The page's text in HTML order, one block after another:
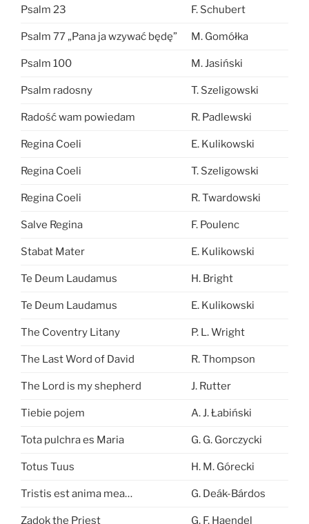
Psalm 23 F. Schubert
Psalm 77 „Pana ja wzywać będę” M. Gomółka
Psalm 100 M. Jasiński
Psalm radosny T. Szeligowski
Radość wam powiedam R. Padlewski
Regina Coeli E. Kulikowski
Regina Coeli T. Szeligowski
Regina Coeli R. Twardowski
Salve Regina F. Poulenc
Stabat Mater E. Kulikowski
Te Deum Laudamus H. Bright
Te Deum Laudamus E. Kulikowski
The Coventry Litany P. L. Wright
The Last Word of David R. Thompson
The Lord is my shepherd J. Rutter
Tiebie pojem A. J. Łabiński
Tota pulchra es Maria G. G. Gorczycki
Totus Tuus H. M. Górecki
Tristis est anima mea… G. Deák-Bárdos
Zadok the Priest G. F. Haendel